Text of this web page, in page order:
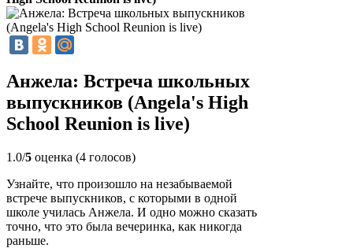
Анжела: Встреча школьных
выпускников (Angela's High
School Reunion is live)
1.0/5 оценка (4 голосов)
Узнайте, что произошло на незабываемой
встрече выпускников, с которыми в одной
школе училась Анжела. И одно можно сказать
точно, что это была вечеринка, как никогда
раньше.